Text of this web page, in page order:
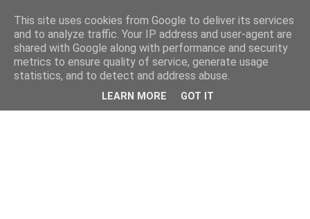
This site uses cookies from Google to deliver its services
and to analyze traffic. Your IP address and user-agent are
shared with Google along with performance and security
metrics to ensure quality of service, generate usage
statistics, and to detect and address abuse.
LEARN MORE GOT IT